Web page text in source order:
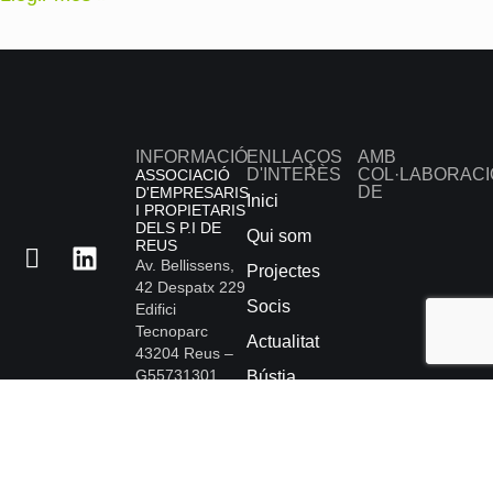
INFORMACIÓ
ASSOCIACIÓ
D'EMPRESARIS
I PROPIETARIS
DELS P.I DE
REUS
Av. Bellissens,
42 Despatx 229
Edifici
Tecnoparc
43204 Reus –
G55731301
ENLLAÇOS
D'INTERÈS
Inici
Qui som
Projectes
Socis
Actualitat
Bústia
AMB
DE